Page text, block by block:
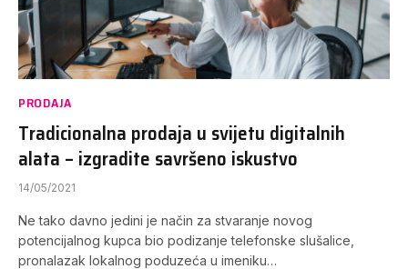
PRODAJA
Tradicionalna prodaja u svijetu digitalnih
alata – izgradite savršeno iskustvo
14/05/2021
Ne tako davno jedini je način za stvaranje novog
potencijalnog kupca bio podizanje telefonske slušalice,
pronalazak lokalnog poduzeća u imeniku…